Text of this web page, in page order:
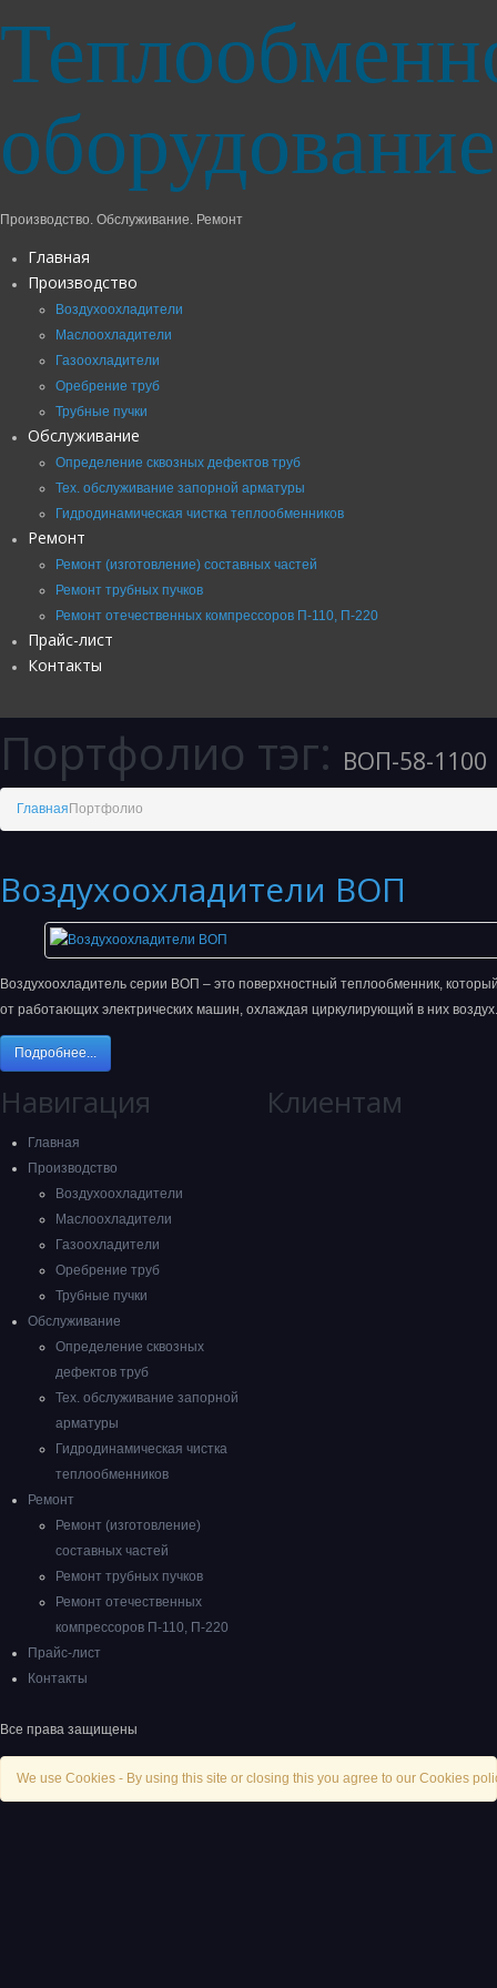
оборудование
Производство. Обслуживание. Ремонт
Главная
Производство
Воздухоохладители
Маслоохладители
Газоохладители
Оребрение труб
Трубные пучки
Обслуживание
Определение сквозных дефектов труб
Тех. обслуживание запорной арматуры
Гидродинамическая чистка теплообменников
Ремонт
Ремонт (изготовление) составных частей
Ремонт трубных пучков
Ремонт отечественных компрессоров П-110, П-220
Прайс-лист
Контакты
Портфолио тэг: ВОП-58-1100
Главная Портфолио
Воздухоохладители ВОП
Воздухоохладитель серии ВОП – это поверхностный теплообменник,
от работающих электрических машин, охлаждая циркулирующий в них воздух.
Подробнее...
Навигация
Главная
Производство
Воздухоохладители
Маслоохладители
Газоохладители
Оребрение труб
Трубные пучки
Обслуживание
Определение сквозных
дефектов труб
Тех. обслуживание запорной
арматуры
Гидродинамическая чистка
теплообменников
Ремонт
Ремонт (изготовление)
составных частей
Ремонт трубных пучков
Ремонт отечественных
компрессоров П-110, П-220
Прайс-лист
Контакты
Клиентам
Все права защищены
We use Cookies - By using this site or closing this you agree to our Cookies